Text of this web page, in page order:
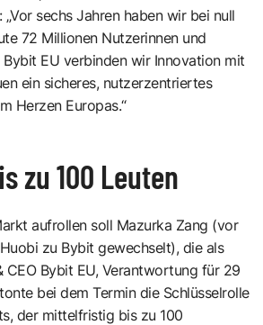
sechs Jahren haben wir bei null
72 Millionen Nutzerinnen und
EU verbinden wir Innovation mit
ein sicheres, nutzerzentriertes
Herzen Europas.“
zu 100 Leuten
aufrollen soll Mazurka Zang (vor
zu Bybit gewechselt), die als
CEO Bybit EU, Verantwortung für 29
bei dem Termin die Schlüsselrolle
der mittelfristig bis zu 100